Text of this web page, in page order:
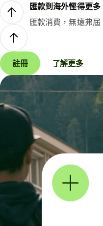
匯款到海外慳得更多
匯款消費，無遠弗屆
註冊 了解更多